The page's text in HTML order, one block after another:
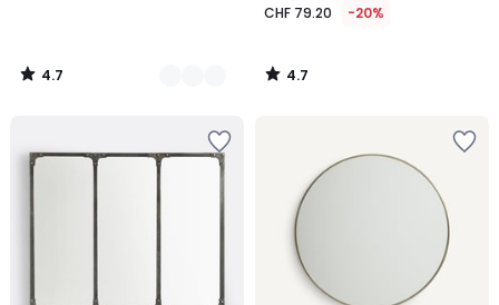
4.7
/
CHF 79.20 -20%
4.7
/